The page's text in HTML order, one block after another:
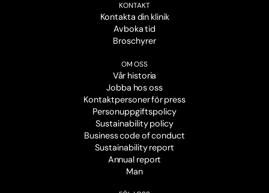
KONTAKT
Kontakta din klinik
Avboka tid
Broschyrer
OM OSS
Vår historia
Jobba hos oss
Kontaktpersoner för press
Personuppgiftspolicy
Sustainability policy
Business code of conduct
Sustainability report
Annual report
Man